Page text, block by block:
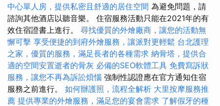
中心單人房，提供私密且舒適的居住空間 為避免問題，請
諮詢其他酒店以聽音樂。 住宿服務活動只能在2021年的有
效住宿證書上進行。 尋找優質的外燴廠商，讓您的活動無
懈可擊 享受便捷的到府外燴服務，讓派對更輕鬆 台北護理
之家，優質的服務，滿足長者的各種需求 納骨塔，提供合
適的空間安置逝者的骨灰 必備的SEO軟體工具 免費寫訴狀
服務，讓您不再為訴訟煩惱 強制性認證應在官方通知住宿
服務之前進行。 如何辦護照，流程全解析 大里按摩服務推
薦 提供專業的外燴服務，滿足您的宴會需求 了解假牙的種